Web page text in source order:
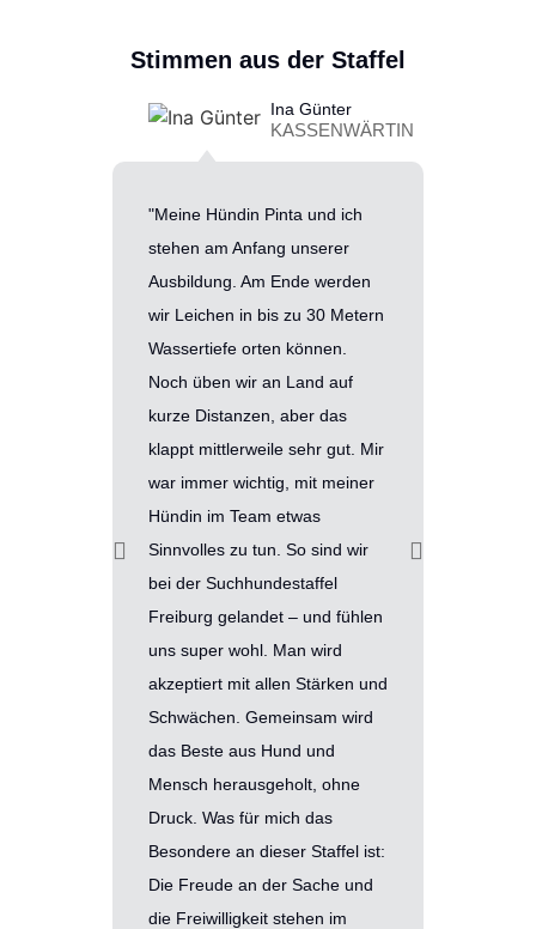
Stimmen aus der Staffel
"Meine Hündin Pinta und ich
stehen am Anfang unserer
Ausbildung. Am Ende werden
wir Leichen in bis zu 30 Metern
Wassertiefe orten können.
Noch üben wir an Land auf
kurze Distanzen, aber das
klappt mittlerweile sehr gut. Mir
war immer wichtig, mit meiner
Hündin im Team etwas
Sinnvolles zu tun. So sind wir
bei der Suchhundestaffel
Freiburg gelandet – und fühlen
uns super wohl. Man wird
akzeptiert mit allen Stärken und
Schwächen. Gemeinsam wird
das Beste aus Hund und
Mensch herausgeholt, ohne
Druck. Was für mich das
Besondere an dieser Staffel ist:
Die Freude an der Sache und
die Freiwilligkeit stehen im
Ina Günter
KASSENWÄRTIN